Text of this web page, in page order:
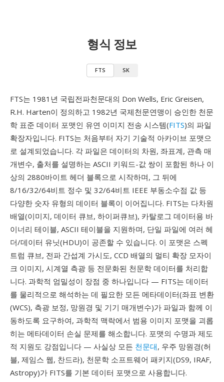
형식 정보
FTS SK
FTS는 1981년 국립전파천문대의 Don Wells, Eric Greisen,
R.H. Harten이 정의하고 1982년 국제천문연맹이 승인한 천문
학 표준 데이터 포맷인 유연 이미지 전송 시스템(FITS)의 파일
확장자입니다. FITS는 처음부터 자기 기술적 아카이브 포맷으
로 설계되었습니다. 각 파일은 데이터의 차원, 좌표계, 관측 매
개변수, 출처를 설명하는 ASCII 키워드-값 쌍이 포함된 하나 이
상의 2880바이트 헤더 블록으로 시작하며, 그 뒤에
8/16/32/64비트 정수 및 32/64비트 IEEE 부동소수점 값 등
다양한 숫자 유형의 데이터 블록이 이어집니다. FITS는 다차원
배열(이미지, 데이터 큐브, 하이퍼큐브), 카탈로그 데이터용 바
이너리 테이블, ASCII 테이블을 지원하며, 단일 파일에 여러 헤
더/데이터 유닛(HDU)이 공존할 수 있습니다. 이 포맷은 스펙
트럼 큐브, 전파 간섭계 가시도, CCD 배열의 멀티 확장 모자이
크 이미지, 시계열 측광 등 전문화된 천문학 데이터를 처리합
니다. 과학적 엄밀성이 장점 중 하나입니다 — FITS는 데이터
를 물리적으로 해석하는 데 필요한 모든 메타데이터(좌표 변환
(WCS), 측광 보정, 망원경 및 기기 매개변수)가 파일과 함께 이
동하도록 요구하여, 과학적 맥락에서 범용 이미지 포맷을 괴롭
히는 메타데이터 손실 문제를 해소합니다. 포맷의 수명과 제도
적 지원도 강점입니다 — 사실상 모든 천문대, 우주 망원경(허
블, 제임스 웹, 찬드라), 천문학 소프트웨어 패키지(DS9, IRAF,
Astropy)가 FITS를 기본 데이터 포맷으로 사용합니다.